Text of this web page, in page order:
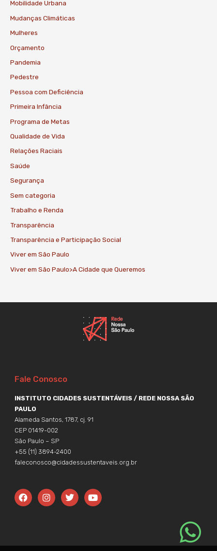
Mobilidade Urbana
Mudanças Climáticas
Mulheres
Orçamento
Pandemia
Pedestre
Pessoa com Deficiência
Primeira Infância
Programa de Metas
Qualidade de Vida
Relações Raciais
Saúde
Segurança
Sem categoria
Trabalho e Renda
Transparência
Transparência e Participação Social
Viver em São Paulo
Viver em São Paulo>A Cidade que Queremos
Fale Conosco
INSTITUTO CIDADES SUSTENTÁVEIS / REDE NOSSA SÃO
PAULO
Alameda Santos, 1787, cj. 91
CEP 01419-002
São Paulo – SP
+55 (11) 3894-2400
faleconosco@cidadessustentaveis.org.br
F
a
c
o
I
n
s
r
T
w
i
r
Y
o
u
e